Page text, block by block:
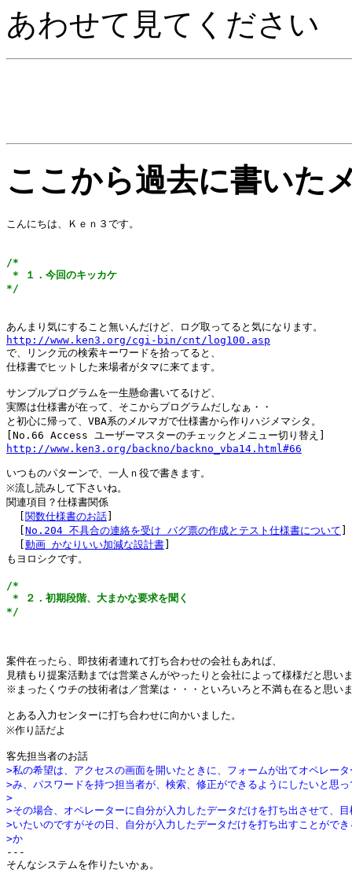
あわせて見てください
ここから過去に書いた
こんにちは、Ｋｅｎ３です。
/*
* １．今回のキッカケ
*/
http://www.ken3.org/cgi-bin/cnt/log100.asp
で、リンク元の検索キーワードを拾ってると、
仕様書でヒットした来場者がタマに来てます。
サンプルプログラムを一生懸命書いてるけど、
実際は仕様書が在って、そこからプログラムだしなぁ・・
と初心に帰って、VBA系のメルマガで仕様書から作りハジメマシタ。
http://www.ken3.org/backno/backno_vba14.html#66
いつものパターンで、一人ｎ役で書きます。
※流し読みして下さいね。
関連項目？仕様書関係
  [
関数仕様書のお話]
  [
No.204 不具合の連絡を受け バグ票の作成とテスト仕様書について ]
  [
動画 かなりいい加減な設計書]
/*
* ２．初期段階、大まかな要求を聞く
*/
案件在ったら、即技術者連れて打ち合わせの会社もあれば、
見積もり提案活動までは営業さんがやったりと会社によって様様だと思い
※まったくウチの技術者は／営業は・・・といろいろと不満も在ると思い
とある入力センターに打ち合わせに向かいました。
※作り話だよ
>私の希望は、アクセスの画面を開いたときに、フォームが出てオペレー
>み、パスワードを持つ担当者が、検索、修正ができるようにしたいと思
>
>その場合、オペレーターに自分が入力したデータだけを打ち出させて、
>いたいのですがその日、自分が入力したデータだけを打ち出すことがで
>か
---
そんなシステムを作りたいかぁ。